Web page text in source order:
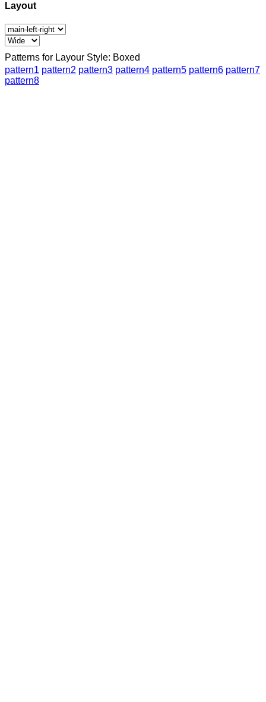
Layout
Patterns for Layour Style: Boxed
pattern1 pattern2 pattern3 pattern4 pattern5 pattern6 pattern7
pattern8